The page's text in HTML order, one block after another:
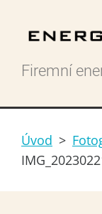
Firemní
Úvod >